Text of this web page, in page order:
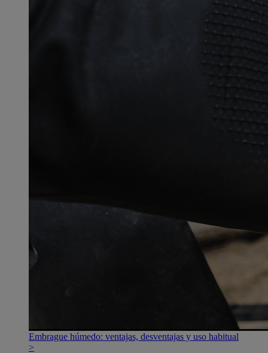
Embrague húmedo: ventajas, desventajas y uso habitual
>